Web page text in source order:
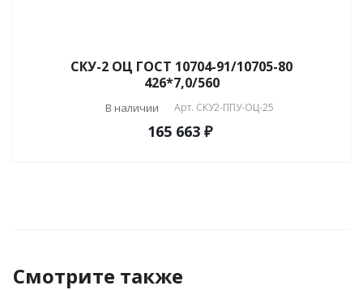
СКУ-2 ОЦ ГОСТ 10704-91/10705-80
426*7,0/560
В наличии Арт. СКУ2-ППУ-ОЦ-25
165 663 ₽
Смотрите также